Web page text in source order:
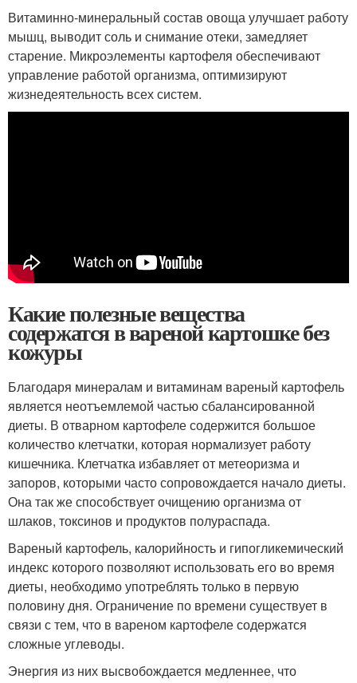
Витаминно-минеральный состав овоща улучшает работу
мышц, выводит соль и снимание отеки, замедляет
старение. Микроэлементы картофеля обеспечивают
управление работой организма, оптимизируют
жизнедеятельность всех систем.
Какие полезные вещества
содержатся в вареной картошке без
кожуры
Благодаря минералам и витаминам вареный картофель
является неотъемлемой частью сбалансированной
диеты. В отварном картофеле содержится большое
количество клетчатки, которая нормализует работу
кишечника. Клетчатка избавляет от метеоризма и
запоров, которыми часто сопровождается начало диеты.
Она так же способствует очищению организма от
шлаков, токсинов и продуктов полураспада.
Вареный картофель, калорийность и гипогликемический
индекс которого позволяют использовать его во время
диеты, необходимо употреблять только в первую
половину дня. Ограничение по времени существует в
связи с тем, что в вареном картофеле содержатся
сложные углеводы.
Энергия из них высвобождается медленнее, что